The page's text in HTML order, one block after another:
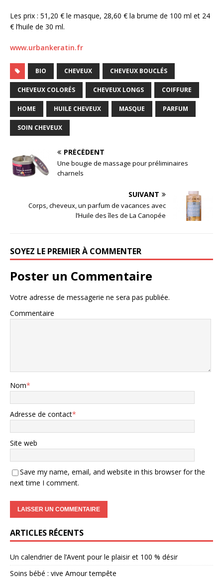
Les prix : 51,20 € le masque, 28,60 € la brume de 100 ml et 24
€ l’huile de 30 ml.
www.urbankeratin.fr
BIO CHEVEUX CHEVEUX BOUCLÉS
CHEVEUX COLORÉS CHEVEUX LONGS COIFFURE
HOME HUILE CHEVEUX MASQUE PARFUM
SOIN CHEVEUX
PRÉCÉDENT
Une bougie de massage pour préliminaires
charnels
SUIVANT
Corps, cheveux, un parfum de vacances avec
l’Huile des îles de La Canopée
SOYEZ LE PREMIER À COMMENTER
Poster un Commentaire
Votre adresse de messagerie ne sera pas publiée.
Commentaire
Nom*
Adresse de contact*
Site web
Save my name, email, and website in this browser for the
next time I comment.
ARTICLES RÉCENTS
Un calendrier de l’Avent pour le plaisir et 100 % désir
Soins bébé : vive Amour tempête